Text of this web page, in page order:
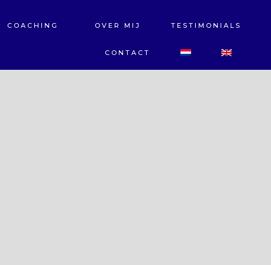
COACHING OVER MIJ TESTIMONIALS
CONTACT